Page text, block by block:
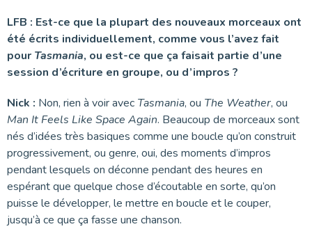
LFB : Est-ce que la plupart des nouveaux morceaux ont
été écrits individuellement, comme vous l’avez fait
pour Tasmania, ou est-ce que ça faisait partie d’une
session d’écriture en groupe, ou d’impros ?
Nick : Non, rien à voir avec Tasmania, ou The Weather, ou
Man It Feels Like Space Again. Beaucoup de morceaux sont
nés d’idées très basiques comme une boucle qu’on construit
progressivement, ou genre, oui, des moments d’impros
pendant lesquels on déconne pendant des heures en
espérant que quelque chose d’écoutable en sorte, qu’on
puisse le développer, le mettre en boucle et le couper,
jusqu’à ce que ça fasse une chanson.